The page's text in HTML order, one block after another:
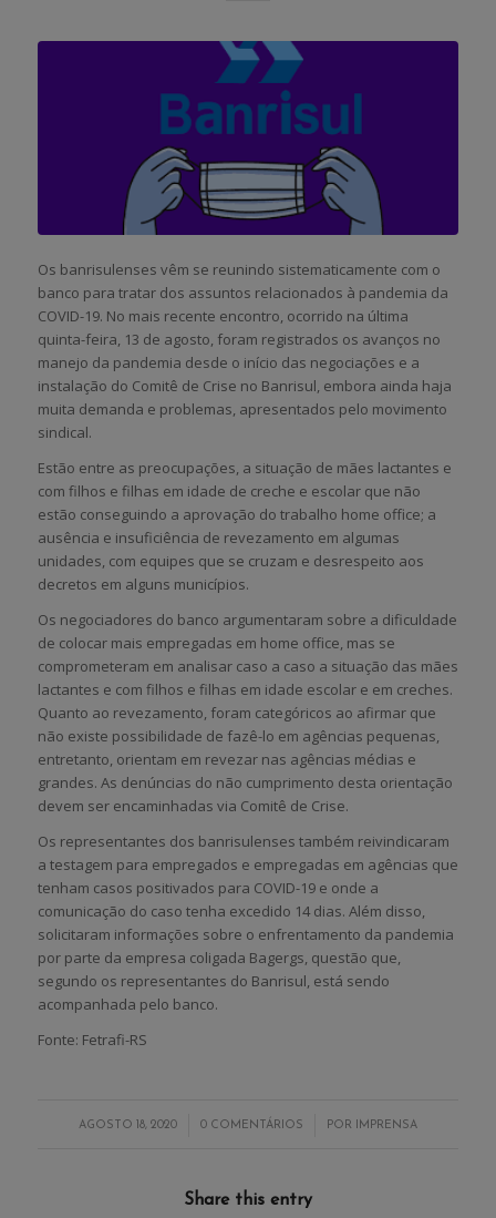
Os banrisulenses vêm se reunindo sistematicamente com o
banco para tratar dos assuntos relacionados à pandemia da
COVID-19. No mais recente encontro, ocorrido na última
quinta-feira, 13 de agosto, foram registrados os avanços no
manejo da pandemia desde o início das negociações e a
instalação do Comitê de Crise no Banrisul, embora ainda haja
muita demanda e problemas, apresentados pelo movimento
sindical.
Estão entre as preocupações, a situação de mães lactantes e
com filhos e filhas em idade de creche e escolar que não
estão conseguindo a aprovação do trabalho home office; a
ausência e insuficiência de revezamento em algumas
unidades, com equipes que se cruzam e desrespeito aos
decretos em alguns municípios.
Os negociadores do banco argumentaram sobre a dificuldade
de colocar mais empregadas em home office, mas se
comprometeram em analisar caso a caso a situação das mães
lactantes e com filhos e filhas em idade escolar e em creches.
Quanto ao revezamento, foram categóricos ao afirmar que
não existe possibilidade de fazê-lo em agências pequenas,
entretanto, orientam em revezar nas agências médias e
grandes. As denúncias do não cumprimento desta orientação
devem ser encaminhadas via Comitê de Crise.
Os representantes dos banrisulenses também reivindicaram
a testagem para empregados e empregadas em agências que
tenham casos positivados para COVID-19 e onde a
comunicação do caso tenha excedido 14 dias. Além disso,
solicitaram informações sobre o enfrentamento da pandemia
por parte da empresa coligada Bagergs, questão que,
segundo os representantes do Banrisul, está sendo
acompanhada pelo banco.
Fonte: Fetrafi-RS
AGOSTO 18, 2020
/ 0 COMENTÁRIOS
/ POR IMPRENSA
Share this entry